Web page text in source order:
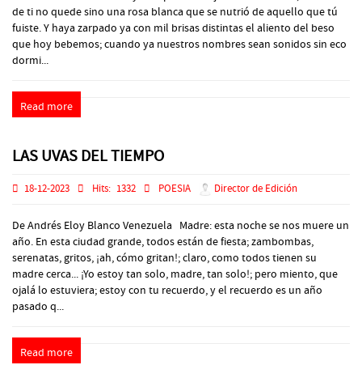
de ti no quede sino una rosa blanca que se nutrió de aquello que tú
fuiste. Y haya zarpado ya con mil brisas distintas el aliento del beso
que hoy bebemos; cuando ya nuestros nombres sean sonidos sin eco
dormi...
Read more
LAS UVAS DEL TIEMPO
18-12-2023 Hits: 1332 POESIA Director de Edición
De Andrés Eloy Blanco Venezuela Madre: esta noche se nos muere un
año. En esta ciudad grande, todos están de fiesta; zambombas,
serenatas, gritos, ¡ah, cómo gritan!; claro, como todos tienen su
madre cerca... ¡Yo estoy tan solo, madre, tan solo!; pero miento, que
ojalá lo estuviera; estoy con tu recuerdo, y el recuerdo es un año
pasado q...
Read more